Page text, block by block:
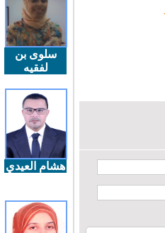
سلوى بن
لفقيه
هشام العيدي